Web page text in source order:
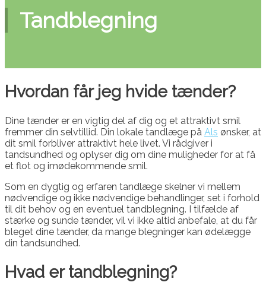
Tandblegning
Hvordan får jeg hvide tænder?
Dine tænder er en vigtig del af dig og et attraktivt smil
fremmer din selvtillid. Din lokale tandlæge på Als ønsker, at
dit smil forbliver attraktivt hele livet. Vi rådgiver i
tandsundhed og oplyser dig om dine muligheder for at få
et flot og imødekommende smil.
Som en dygtig og erfaren tandlæge skelner vi mellem
nødvendige og ikke nødvendige behandlinger, set i forhold
til dit behov og en eventuel tandblegning. I tilfælde af
stærke og sunde tænder, vil vi ikke altid anbefale, at du får
bleget dine tænder, da mange blegninger kan ødelægge
din tandsundhed.
Hvad er tandblegning?